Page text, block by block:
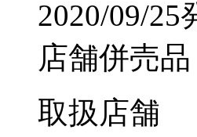
2020/09/25
店舗併売品
取扱店舗